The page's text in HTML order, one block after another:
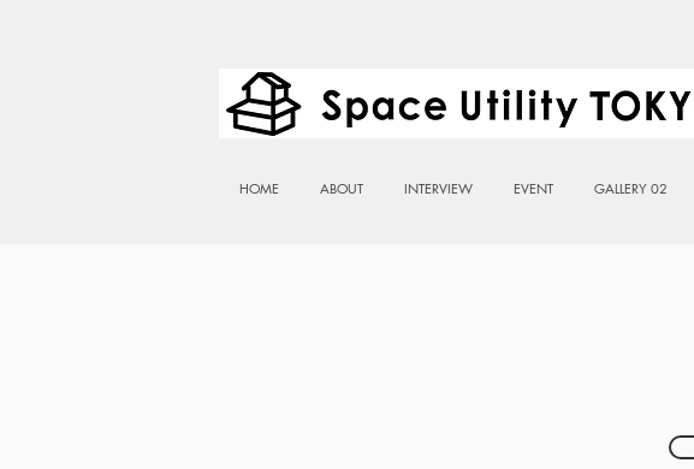
HOME ABOUT INTERVIEW EVENT GALLERY 02